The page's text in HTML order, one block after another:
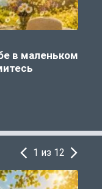
в маленьком
1 из 12